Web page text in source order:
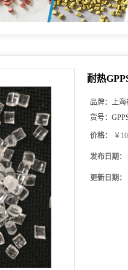
耐热
品牌： 上海
货号：
价格： ￥
发布日期：
更新日期：